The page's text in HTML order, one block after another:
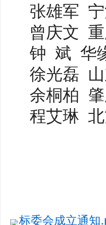
张雄军
曾庆文
钟 斌 华
徐光磊
余桐柏
程艾琳
标委会成立通知